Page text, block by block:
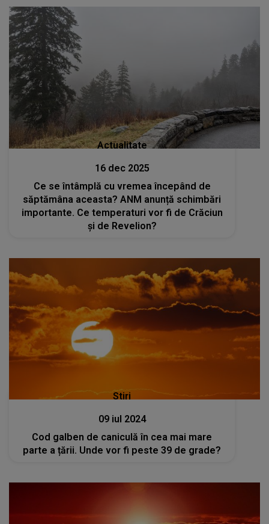
Actualitate
16 dec 2025
Ce se întâmplă cu vremea începând de
săptămâna aceasta? ANM anunță schimbări
importante. Ce temperaturi vor fi de Crăciun
și de Revelion?
Stiri
09 iul 2024
Cod galben de caniculă în cea mai mare
parte a țării. Unde vor fi peste 39 de grade?